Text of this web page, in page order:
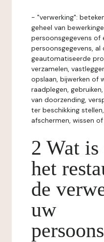
- "verwerking":
geheel van
persoonsgegevens of
persoonsgegevens,
geautomatiseerde
verzamelen,
opslaan, bijwerken of
raadplegen,
van doorzending,
ter beschikking
afschermen, wissen
2 Wat
het
de
uw